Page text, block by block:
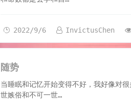
2022/9/6 InvictusChen
2022/7/11
随势
当睡眠和记忆开始变得不好，我好像对
世嫉俗和不可一世…